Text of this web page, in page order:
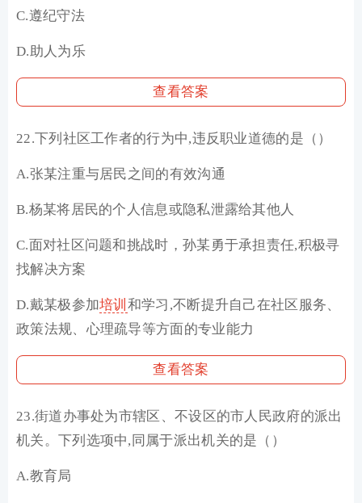
C.遵纪守法
D.助人为乐
查看答案
22.下列社区工作者的行为中,违反职业道德的是（）
A.张某注重与居民之间的有效沟通
B.杨某将居民的个人信息或隐私泄露给其他人
C.面对社区问题和挑战时，孙某勇于承担责任,积极寻
找解决方案
D.戴某极参加培训 和学习,不断提升自己在社区服务、
政策法规、心理疏导等方面的专业能力
查看答案
23.街道办事处为市辖区、不设区的市人民政府的派出
机关。下列选项中,同属于派出机关的是（）
A.教育局